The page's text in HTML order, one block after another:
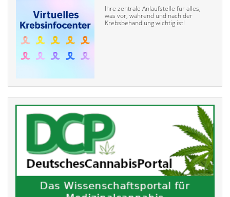
Ihre zentrale Anlaufstelle für alles,
was vor, während und nach der
Krebsbehandlung wichtig ist!